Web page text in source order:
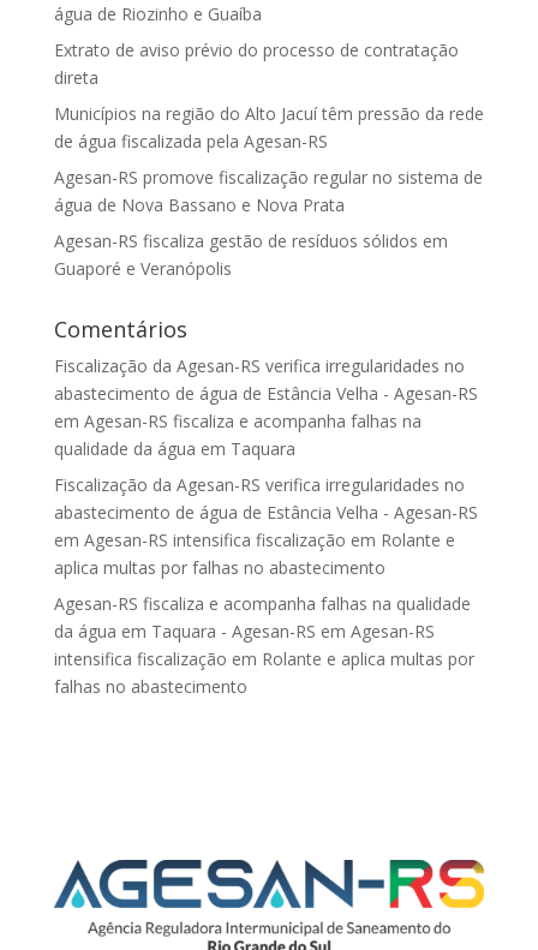
água de Riozinho e Guaíba
Extrato de aviso prévio do processo de contratação
direta
Municípios na região do Alto Jacuí têm pressão da rede
de água fiscalizada pela Agesan-RS
Agesan-RS promove fiscalização regular no sistema de
água de Nova Bassano e Nova Prata
Agesan-RS fiscaliza gestão de resíduos sólidos em
Guaporé e Veranópolis
Comentários
Fiscalização da Agesan-RS verifica irregularidades no
abastecimento de água de Estância Velha - Agesan-RS
em Agesan-RS fiscaliza e acompanha falhas na
qualidade da água em Taquara
Fiscalização da Agesan-RS verifica irregularidades no
abastecimento de água de Estância Velha - Agesan-RS
em Agesan-RS intensifica fiscalização em Rolante e
aplica multas por falhas no abastecimento
Agesan-RS fiscaliza e acompanha falhas na qualidade
da água em Taquara - Agesan-RS em Agesan-RS
intensifica fiscalização em Rolante e aplica multas por
falhas no abastecimento